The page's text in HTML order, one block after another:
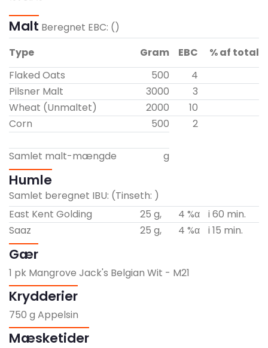
Malt Beregnet EBC: ()
Type
Gram EBC
% af total
Flaked Oats
500
4
Pilsner Malt
3000
3
Wheat (Unmaltet)
2000
10
Corn
500 2
Samlet malt-mængde g
Humle
Samlet beregnet IBU: (Tinseth: )
East Kent Golding
25 g, 4 %α i 60 min.
Saaz
25 g, 4 %α i 15 min.
Gær
1 pk Mangrove Jack's Belgian Wit - M21
Krydderier
750 g Appelsin
Mæsketider